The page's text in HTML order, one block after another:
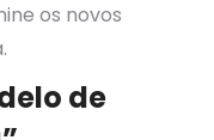
os novos
de